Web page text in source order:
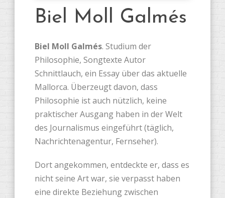
Biel Moll Galmés
Biel Moll Galmés. Studium der
Philosophie, Songtexte Autor
Schnittlauch, ein Essay über das aktuelle
Mallorca. Überzeugt davon, dass
Philosophie ist auch nützlich, keine
praktischer Ausgang haben in der Welt
des Journalismus eingeführt (täglich,
Nachrichtenagentur, Fernseher).
Dort angekommen, entdeckte er, dass es
nicht seine Art war, sie verpasst haben
eine direkte Beziehung zwischen